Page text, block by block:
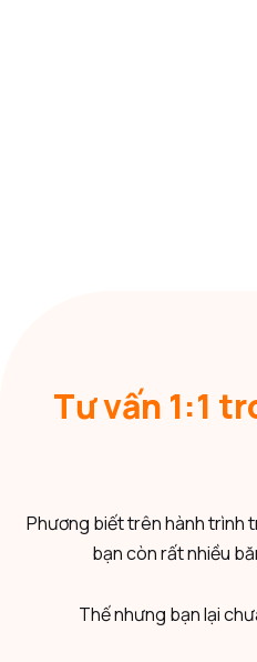
Tư vấn 1:1
Phương biết trên hành trình
bạn còn rất nhiều
Thế nhưng bạn lại